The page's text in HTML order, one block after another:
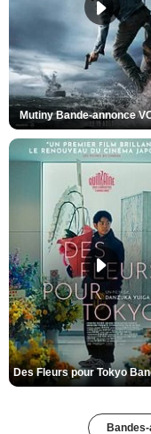
Mutiny Bande-annonce